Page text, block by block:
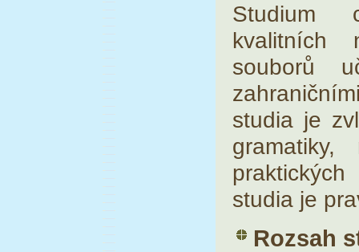
Studium
kvalitních
souborů
studia je
studia je
Rozsah